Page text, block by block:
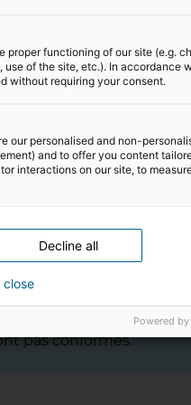
TVA : la
une règle précise. La
s’expose à
ou mentions
sur toutes les
pas conformes.
proper functioning of our site (e.g.
use of the site, etc.). In accordance
without requiring your consent.
our personalised and non-
and to offer you content
interactions on our site, to
Decline all
close
Powered by